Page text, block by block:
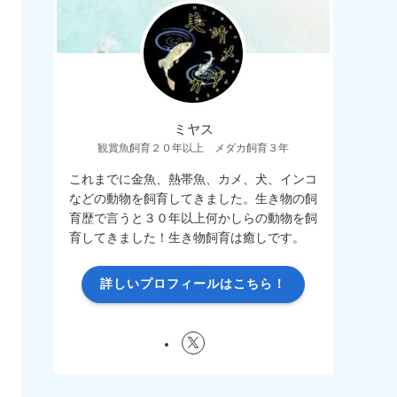
ミヤス
観賞魚飼育２０年以上 メダカ飼育３年
これまでに金魚、熱帯魚、カメ、犬、インコ
などの動物を飼育してきました。生き物の飼
育歴で言うと３０年以上何かしらの動物を飼
育してきました！生き物飼育は癒しです。
詳しいプロフィールはこちら！